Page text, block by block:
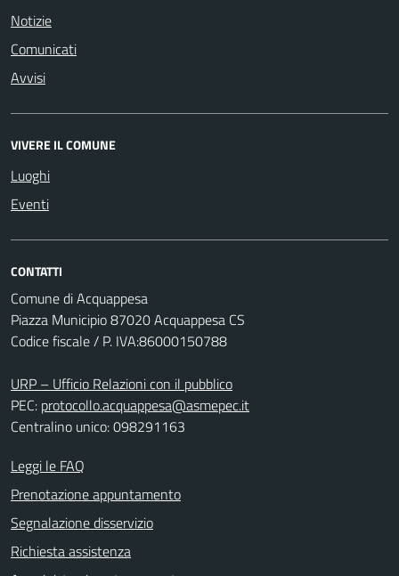
Notizie
Comunicati
Avvisi
VIVERE IL COMUNE
Luoghi
Eventi
CONTATTI
Comune di Acquappesa
Piazza Municipio 87020 Acquappesa CS
Codice fiscale / P. IVA:86000150788
URP – Ufficio Relazioni con il pubblico
PEC: protocollo.acquappesa@asmepec.it
Centralino unico: 098291163
Leggi le FAQ
Prenotazione appuntamento
Segnalazione disservizio
Richiesta assistenza